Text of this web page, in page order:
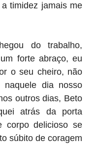
timidez jamais me
do trabalho,
forte abraço, eu
o seu cheiro, não
dia nosso
outros dias, Beto
atrás da porta
corpo delicioso se
súbito de coragem